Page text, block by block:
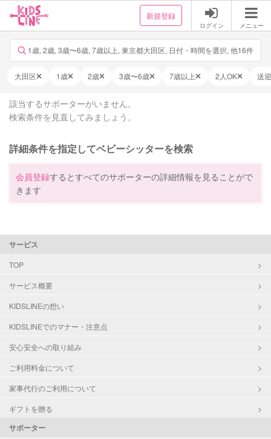
新規登録
ログイン メニュー
1歳, 2歳, 3歳〜6歳, 7歳以上, 東京都大田区, 日付・時間を選択, 他16件
大田区 1歳 2歳 3歳〜6歳 7歳以上 2人OK 送
該当するサポーターがいません。
検索条件を見直してみましょう。
詳細条件を指定してベビーシッターを検索
会員登録するとすべてのサポーターの詳細情報を見ることがで
きます
サービス
TOP
サービス概要
KIDSLINEの想い
KIDSLINEでのマナー・注意点
安心安全への取り組み
ご利用料金について
家事代行のご利用について
ギフトを贈る
サポーター